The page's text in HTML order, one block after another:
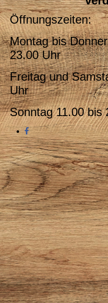
Öffnungszeiten:
Montag bis
23.00 Uhr
Freitag und
Uhr
Sonntag 11.00